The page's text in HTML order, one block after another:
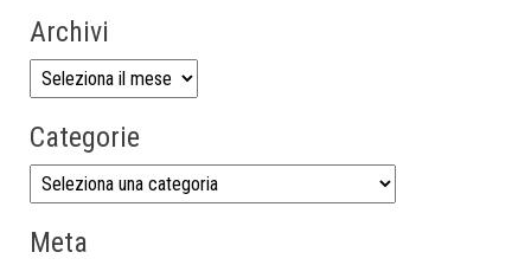
Archivi
Categorie
Meta